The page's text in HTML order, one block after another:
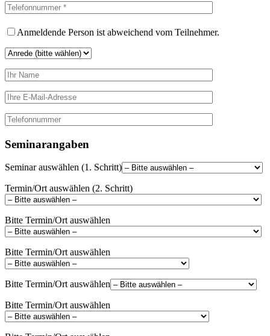
Anmeldende Person ist abweichend vom Teilnehmer.
Seminarangaben
Seminar auswählen (1. Schritt)
Termin/Ort auswählen (2. Schritt)
Bitte Termin/Ort auswählen
Bitte Termin/Ort auswählen
Bitte Termin/Ort auswählen
Bitte Termin/Ort auswählen